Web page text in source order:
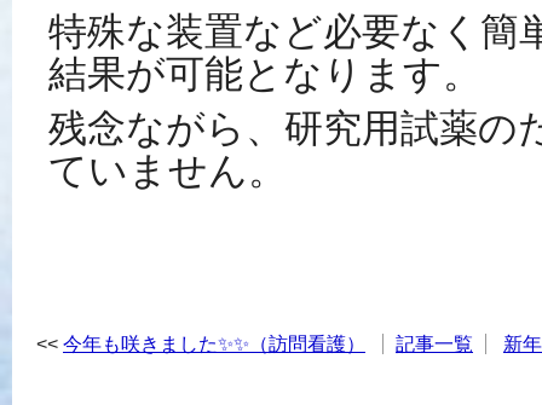
特殊な装置など必要なく簡
結果が可能となります。
残念ながら、研究用試薬の
ていません。
今年も咲きました✨✨（訪問看護） 記事一覧 新